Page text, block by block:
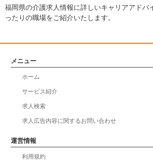
福岡県の介護求人情報に詳しいキャリアアドバ
ったりの職場をご紹介いたします。
メニュー
ホーム
サービス紹介
求人検索
求人広告内容に関するお問い合わせ
運営情報
利用規約